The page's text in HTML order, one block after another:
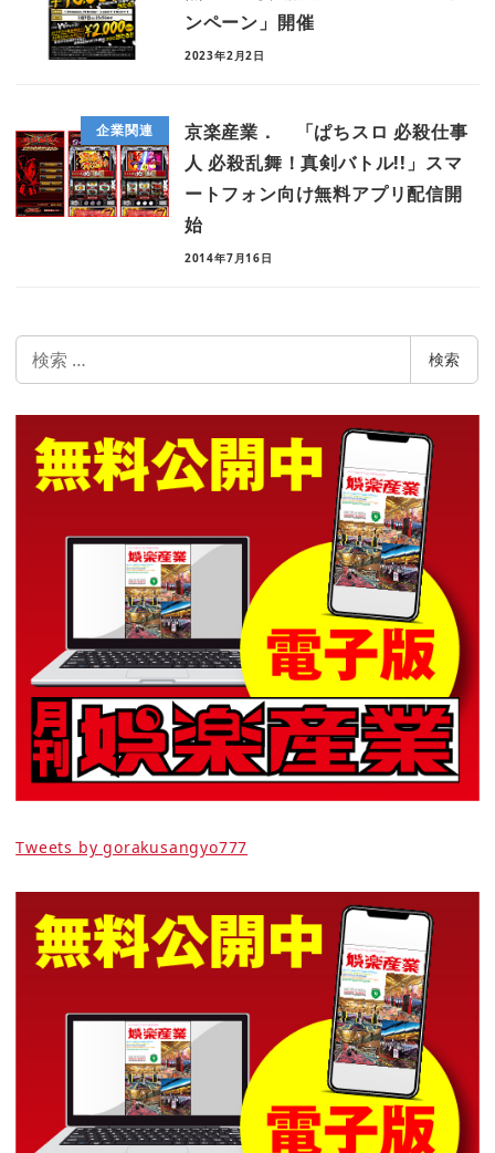
ンペーン」開催
2023年2月2日
企業関連
京楽産業． 「ぱちスロ 必殺仕事
人 必殺乱舞！真剣バトル!!」スマ
ートフォン向け無料アプリ配信開
始
2014年7月16日
索
検索
Tweets by gorakusangyo777